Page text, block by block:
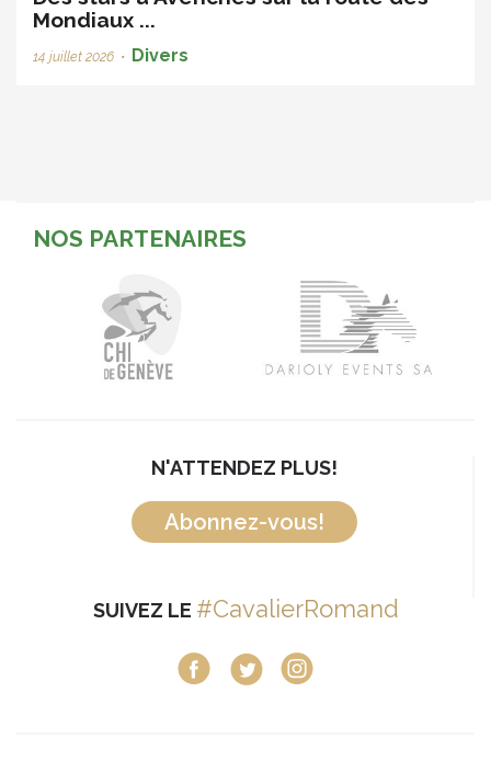
Mondiaux ...
14 juillet 2026 • Divers
NOS PARTENAIRES
N'ATTENDEZ PLUS!
Abonnez-vous!
SUIVEZ LE #CavalierRomand